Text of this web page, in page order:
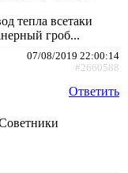
тепла всетаки
гроб...
07/08/2019 22:00:14
#2660588
Ответить